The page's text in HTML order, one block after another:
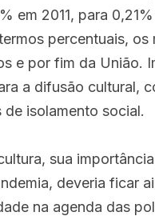
em 2011, para
percentuais,
e por fim da União.
a difusão cultural,
isolamento social.
sua
deveria ficar
na agenda das